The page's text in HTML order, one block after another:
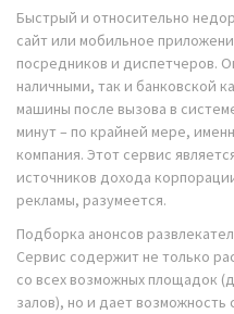
Быстрый и относительно
сайт или мобильное
посредников и диспетчеров.
наличными, так и банковской
машины после вызова в
минут – по крайней мере,
компания. Этот сервис
источников дохода
рекламы, разумеется.
Подборка анонсов
Сервис содержит не только
со всех возможных площадок
залов), но и дает